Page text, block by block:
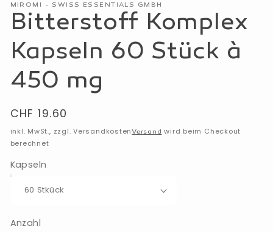
MIROMI - SWISS ESSENTIALS GMBH
Bitterstoff Komplex
Kapseln 60 Stück à
450 mg
Normaler
Preis
CHF 19.60
inkl. MwSt., zzgl. VersandkostenVersand wird beim Checkout
berechnet
Kapseln
Anzahl